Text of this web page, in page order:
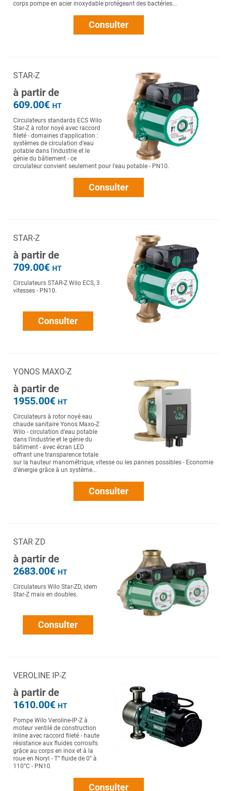
corps pompe en acier inoxydable protégeant des bactéries...
Consulter
STAR-Z
à partir de
609.00€ HT
Circulateurs standards ECS Wilo
Star-Z à rotor noyé avec raccord
fileté - domaines d'application :
systèmes de circulation d'eau
potable dans l'industrie et le
génie du bâtiement - ce
circulateur convient seulement pour l'eau potable - PN10.
Consulter
STAR-Z
à partir de
709.00€ HT
Circulateurs STAR-Z Wilo ECS, 3
vitesses - PN10.
Consulter
YONOS MAXO-Z
à partir de
1955.00€ HT
Circulateurs à rotor noyé eau
chaude sanitaire Yonos Maxo-Z
Wilo - circulation d'eau potable
dans l'industrie et le génie du
bâtiment - avec écran LED
offrant une transparence totale
sur la hauteur manométrique, vitesse ou les pannes possibles - Economie
d'énergie grâce à un système...
Consulter
STAR ZD
à partir de
2683.00€ HT
Circulateurs Wilo Star-ZD, idem
Star-Z mais en doubles.
Consulter
VEROLINE IP-Z
à partir de
1610.00€ HT
Pompe Wilo Veroline-IP-Z à
moteur ventilé de construction
Inline avec raccord fileté - haute
résistance aux fluides corrosifs
grâce au corps en inox et à la
roue en Noryl - T° fluide de 0° à
110°C - PN10.
Consulter